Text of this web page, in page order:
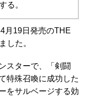
る。
月19日発売のTHE
した。
スターで、「剣闘
特殊召喚に成功した
をサルベージする効